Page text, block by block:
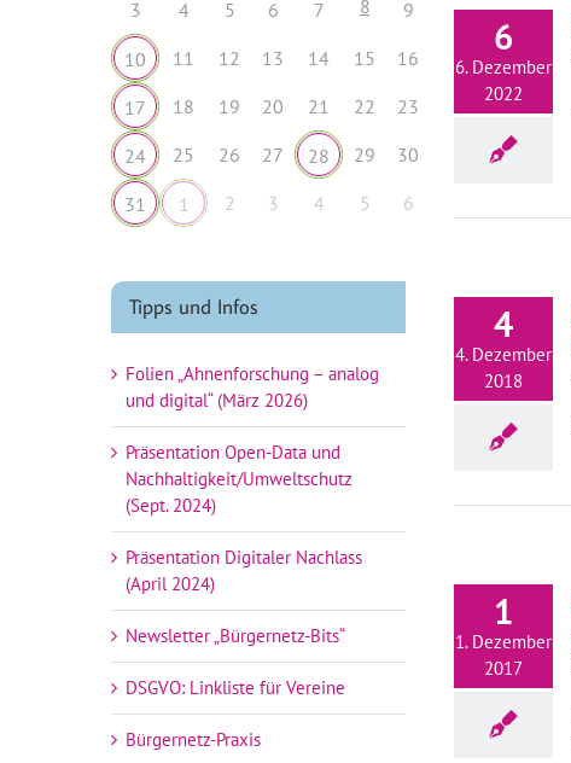
6
6. Dezember
2022
4
4. Dezember
2018
1
1. Dezember
2017
3
4 5 6 7 8 9
10 11 12 13 14 15 16
17 18 19 20 21 22 23
24 25 26 27 28 29 30
31 1 2 3 4 5 6
Tipps und Infos
Folien „Ahnenforschung – analog
und digital“ (März 2026)
Präsentation Open-Data und
Nachhaltigkeit/Umweltschutz
(Sept. 2024)
Präsentation Digitaler Nachlass
(April 2024)
Newsletter „Bürgernetz-Bits“
DSGVO: Linkliste für Vereine
Bürgernetz-Praxis